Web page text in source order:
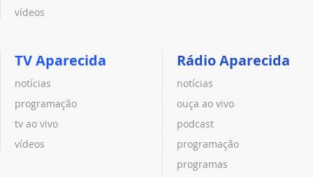
vídeos
TV Aparecida
notícias
programação
tv ao vivo
vídeos
Rádio Aparecida
notícias
ouça ao vivo
podcast
programação
programas